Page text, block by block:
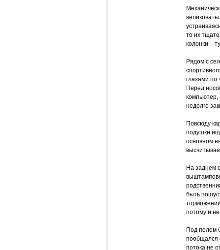
то их
колонки –
Рядом с
глазами по
Перед
компьютер,
недолго
Повсюду
подушки
основном
На заднем
быть
потому и
Под полом
пообщался
потока не